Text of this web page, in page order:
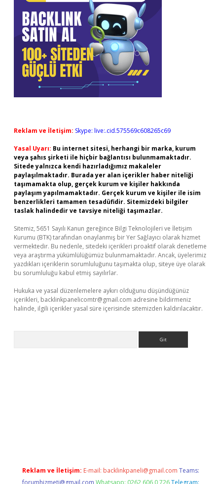
Reklam ve İletişim: Skype: live:.cid.575569c608265c69
Yasal Uyarı: Bu internet sitesi, herhangi bir marka, kurum
veya şahıs şirketi ile hiçbir bağlantısı bulunmamaktadır.
Sitede yalnızca kendi hazırladığımız makaleler
paylaşılmaktadır. Burada yer alan içerikler haber niteliği
taşımamakta olup, gerçek kurum ve kişiler hakkında
paylaşım yapılmamaktadır. Gerçek kurum ve kişiler ile isim
benzerlikleri tamamen tesadüfidir. Sitemizdeki bilgiler
taslak halindedir ve tavsiye niteliği taşımazlar.
Sitemiz, 5651 Sayılı Kanun gereğince Bilgi Teknolojileri ve İletişim
Kurumu (BTK) tarafından onaylanmış bir Yer Sağlayıcı olarak hizmet
vermektedir. Bu nedenle, sitedeki içerikleri proaktif olarak denetleme
veya araştırma yükümlülüğümüz bulunmamaktadır. Ancak, üyelerimiz
yazdıkları içeriklerin sorumluluğunu taşımakta olup, siteye üye olarak
bu sorumluluğu kabul etmiş sayılırlar.
Hukuka ve yasal düzenlemelere aykırı olduğunu düşündüğünüz
içerikleri, backlinkpanelicomtr@gmail.com adresine bildirmeniz
halinde, ilgili içerikler yasal süre içerisinde sitemizden kaldırılacaktır.
Reklam ve İletişim: E-mail: backlinkpaneli@gmail.com Teams:
forumhizmeti@gmail.com Whatsapp: 0262 606 0 726 Telegram: